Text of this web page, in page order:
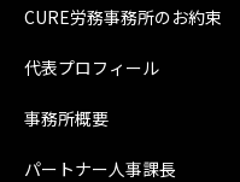
CURE労務事務所のお約束
代表プロフィール
事務所概要
パートナー人事課長